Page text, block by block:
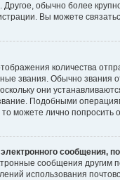
обычно более
Вы можете
количества
звания. Обычно звания
они
Подобными
можете лично
сообщения,
сообщения
использования